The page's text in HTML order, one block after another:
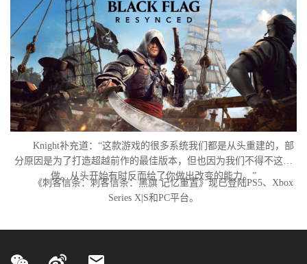
Knight补充道：“这款游戏的很多系统我们都是从头重建的，部
分原因是为了打造超越前作的最佳版本，但也因为我们不得不这么
做。从头开始有时反而给了你做出改变的能力。”
《刺客信条：刺客信条：黑旗 记忆重置》现已登陆PS5、Xbox
Series X|S和PC平台。